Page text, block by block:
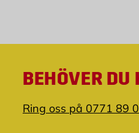
BEHÖVER DU
Ring oss på 0771 89